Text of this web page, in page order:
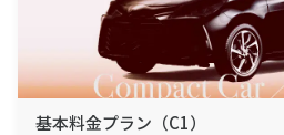
基本料金プラン（C1）